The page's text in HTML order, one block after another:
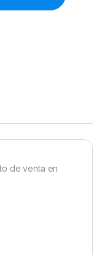
de venta en